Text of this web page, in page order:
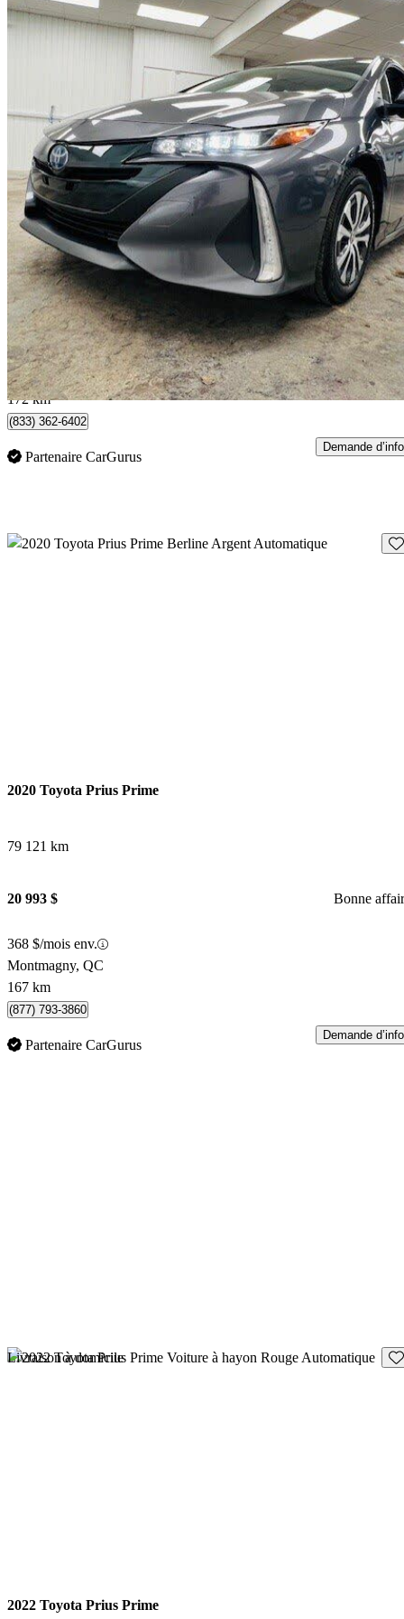
2021 Toyota Prius Prime
LE FWD82 035 km
22 950 $ Bonne
403 $/mois env.
Québec, QC
172 km
(833) 362-6402
Partenaire CarGurus
Demande d’info
2020 Toyota Prius Prime
79 121 km
20 993 $ Bonne
368 $/mois env.
Montmagny, QC
167 km
(877) 793-3860
Partenaire CarGurus
Demande d’info
Livraison à domicile
2022 Toyota Prius Prime